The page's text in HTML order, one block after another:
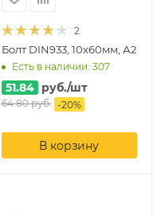
2
Болт DIN933, 10х60мм, А2
Есть в наличии: 307
51.84 руб./шт
64.80руб. -20%
В корзину